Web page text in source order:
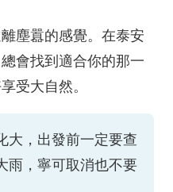
塵囂的感覺。在泰安
會找到適合你的那一
受大自然。
大，出發前一定要查
雨，寧可取消也不要